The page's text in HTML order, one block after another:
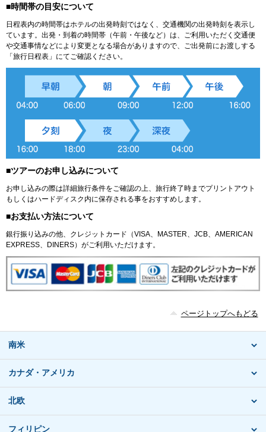
■時間帯の目安について
日程表内の時間帯はホテルの出発時刻ではなく、交通機関の出発時刻を表示し
ています。出発・到着の時間帯（午前・午後など）は、ご利用いただく交通便
や交通事情などにより変更となる場合がありますので、ご出発前にお渡しする
「旅行日程表」にてご確認ください。
■ツアーのお申し込みについて
お申し込みの際は詳細旅行条件をご確認の上、旅行終了時までプリントアウト
もしくはハードディスク内に保存される事をおすすめします。
■お支払い方法について
銀行振り込みの他、クレジットカード（VISA、MASTER、JCB、AMERICAN
EXPRESS、DINERS）がご利用いただけます。
ページトップへもどる
南米
カナダ・アメリカ
北欧
フィリピン